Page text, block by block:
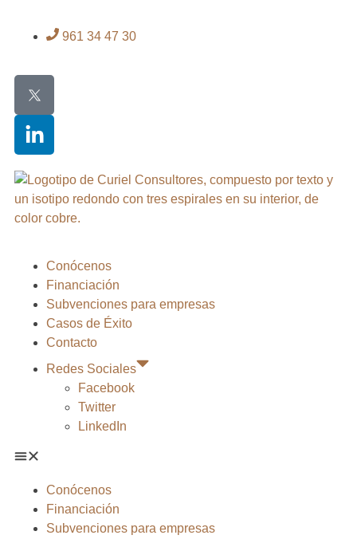
961 34 47 30
Conócenos
Financiación
Subvenciones para empresas
Casos de Éxito
Contacto
Redes Sociales
Facebook
Twitter
LinkedIn
Conócenos
Financiación
Subvenciones para empresas